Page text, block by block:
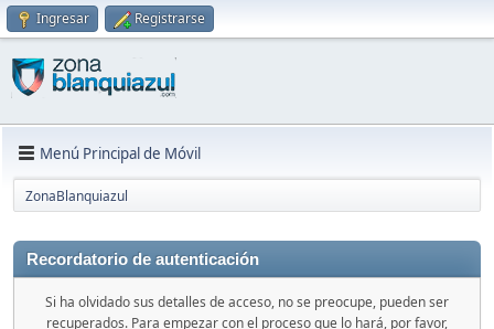
Ingresar Registrarse
Menú Principal de Móvil
ZonaBlanquiazul
Recordatorio de autenticación
Si ha olvidado sus detalles de acceso, no se preocupe, pueden ser
recuperados. Para empezar con el proceso que lo hará, por favor,